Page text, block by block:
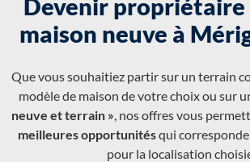
Devenir propriétaire
maison neuve à
Que vous souhaitiez partir sur un terrain
modèle de maison de votre choix ou sur
neuve et terrain », nos offres vous
meilleures opportunitésqui
pour la localisation